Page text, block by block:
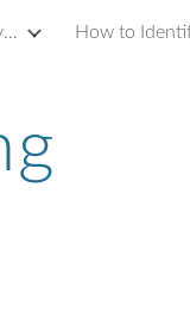
Introduction to Yixing Zisha Clay Teapot